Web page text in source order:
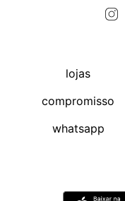
lojas
compromisso
whatsapp